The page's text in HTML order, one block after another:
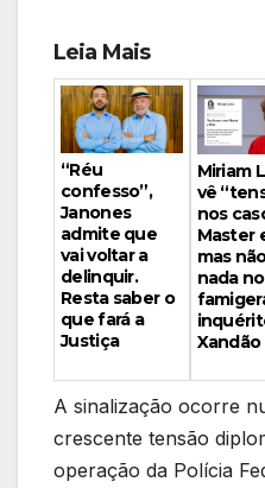
Leia Mais
“Réu
confesso”,
Janones
admite que
vai voltar a
delinquir.
Resta saber o
que fará a
Justiça
Miriam
vê
nos
Master
mas
nada
Xandão
A sinalização ocorre
crescente tensão
operação da Polícia